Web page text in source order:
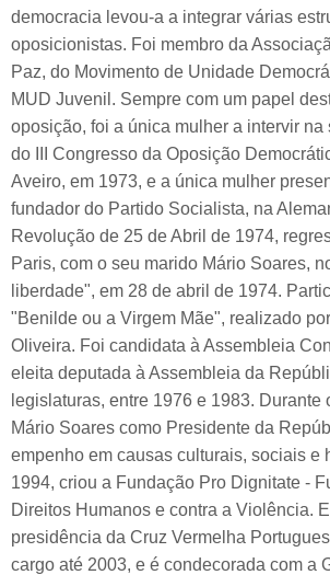
democracia levou-a a integrar várias
oposicionistas. Foi membro da
Paz, do Movimento de Unidade
MUD Juvenil. Sempre com um papel
oposição, foi a única mulher a intervir na
do III Congresso da Oposição
Aveiro, em 1973, e a única mulher
fundador do Partido Socialista, na
Revolução de 25 de Abril de 1974,
Paris, com o seu marido Mário Soares,
liberdade", em 28 de abril de 1974.
"Benilde ou a Virgem Mãe", realizado
Oliveira. Foi candidata à Assembleia
eleita deputada à Assembleia da
legislaturas, entre 1976 e 1983. Durante
Mário Soares como Presidente da
empenho em causas culturais, sociais e
1994, criou a Fundação Pro Dignitate -
Direitos Humanos e contra a Violência.
presidência da Cruz Vermelha
cargo até 2003, e é condecorada com a